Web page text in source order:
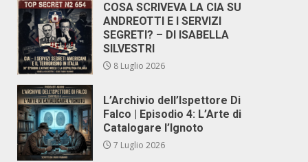
COSA SCRIVEVA LA CIA SU
ANDREOTTI E I SERVIZI
SEGRETI? – DI ISABELLA
SILVESTRI
8 Luglio 2026
L’Archivio dell’Ispettore Di
Falco | Episodio 4: L’Arte di
Catalogare l’Ignoto
7 Luglio 2026